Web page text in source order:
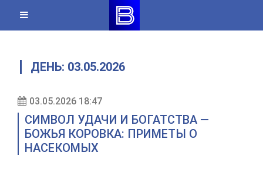
content
ДЕНЬ: 03.05.2026
03.05.2026 18:47
СИМВОЛ УДАЧИ И БОГАТСТВА —
БОЖЬЯ КОРОВКА: ПРИМЕТЫ О
НАСЕКОМЫХ